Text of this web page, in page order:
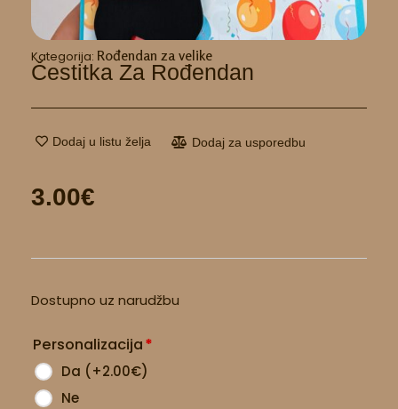
Kategorija: Rođendan za velike
Čestitka Za Rođendan
Dodaj u listu želja Dodaj za usporedbu
3.00€
Dostupno uz narudžbu
Personalizacija*
Da (+2.00€)
Ne
za
količina